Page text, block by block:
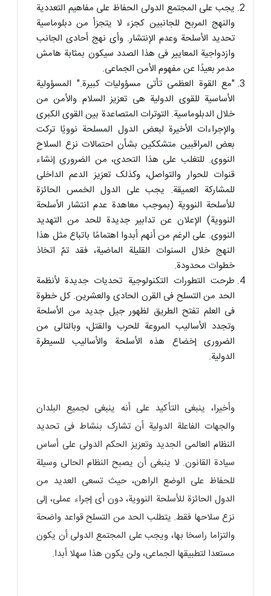
یجب على المجتمع الدولی الحفاظ على مفاهیم التعددیة
والنهج المربح للجانبین کجزء لا یتجزأ من دبلوماسیة
تحدید الأسلحة وعدم الإنتشار. وأی نهج أحادی الجانب
وازدواجیة المعاییر فی هذا الصدد سیکون بمثابة هامش
مدمر بعیدًا عن مفهوم الأمن الجماعی.
"مع القوة العظمى تأتی مسؤولیات کبیرة." المسؤولیة
الأساسیة للقوى الدولیة هی تعزیز السلام والأمن من
خلال الدبلوماسیة. التوترات المتصاعدة بین القوى الکبرى
والإجراءات الأخیرة لبعض الدول المسلحة نوویًا ترکت
بعض المراقبین متشککین بشأن احتمالات نزع السلاح
النووی. للتغلب على هذا التحدی، من الضروری إنشاء
قنوات للحوار والتواصل، وکذلک تعزیز الدعم الداخلی
للمشارکة العمیقة. یجب على الدول الخمس الحائزة
للأسلحة النوویة (بموجب معاهدة عدم انتشار الأسلحة
النوویة) الإعلان عن تدابیر جدیدة للحد من التهدید
النووی. على الرغم من أنهم أبدوا اهتمامًا باتباع مثل هذا
النهج خلال السنوات القلیلة الماضیة، فقد تمّ اتخاذ
خطوات محدودة.
طرحت التطورات التکنولوجیة تحدیات جدیدة لأنظمة
الحد من التسلح فی القرن الحادی والعشرین. کل خطوة
فی العلم تفتح الطریق لظهور جیل جدید من الأسلحة
وتجدد الأسالیب المروعة للحرب والقتل، وبالتالی من
الضروری إخضاع هذه الأسلحة والأسالیب للسیطرة
الدولیة.
وأخیرا، ینبغی التأکید على أنه ینبغی لجمیع البلدان
والجهات الفاعلة الدولیة أن تشارک بنشاط فی تحدید
النظام العالمی الجدید وتعزیز الحکم الدولی على أساس
سیادة القانون. لا ینبغی أن یصبح النظام الحالی وسیلة
للحفاظ على الوضع الراهن، حیث تسعى العدید من
الدول الحائزة للأسلحة النوویة، دون أی إجراء عملی، إلى
نزع سلاحها فقط. یتطلب الحد من التسلح قواعد واضحة
والتزاما راسخا بها، ویجب على المجتمع الدولی أن یکون
مستعدا لتطبیقها الجماعی، ولن یکون هذا سهلا أبدا.